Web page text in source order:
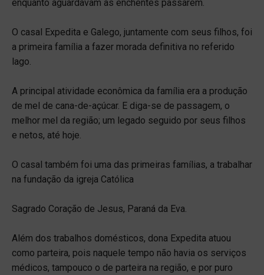
enquanto aguardavam as enchentes passarem.
O casal Expedita e Galego, juntamente com seus filhos, foi
a primeira família a fazer morada definitiva no referido
lago.
A principal atividade econômica da família era a produção
de mel de cana-de-açúcar. E diga-se de passagem, o
melhor mel da região; um legado seguido por seus filhos
e netos, até hoje.
O casal também foi uma das primeiras famílias, a trabalhar
na fundação da igreja Católica
Sagrado Coração de Jesus, Paraná da Eva.
Além dos trabalhos domésticos, dona Expedita atuou
como parteira, pois naquele tempo não havia os serviços
médicos, tampouco o de parteira na região, e por puro